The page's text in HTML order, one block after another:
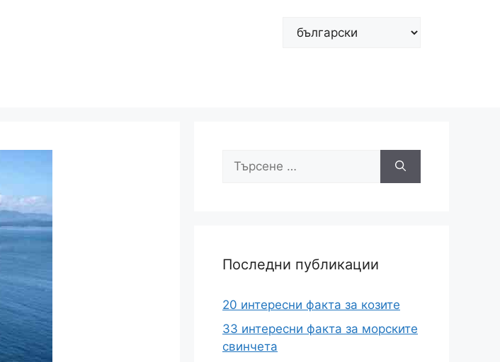
Изберете
Търсене
Последни публикации
20 интересни факта за козите
33 интересни факта за морските
свинчета